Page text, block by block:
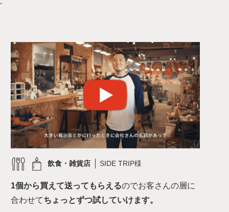
飲食・雑貨店 SIDE TRIP様
1個から買えて送ってもらえるのでお客さんの層に
合わせてちょっとずつ試していけます。